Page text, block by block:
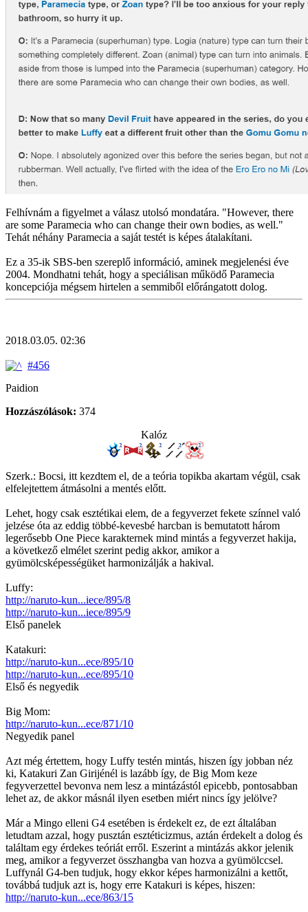
Felhívnám a figyelmet a válasz utolsó mondatára. "However, there
are some Paramecia who can change their own bodies, as well."
Tehát néhány Paramecia a saját testét is képes átalakítani.
Ez a 35-ik SBS-ben szereplő információ, aminek megjelenési éve
2004. Mondhatni tehát, hogy a speciálisan működő Paramecia
koncepciója mégsem hirtelen a semmiből előrángatott dolog.
2018.03.05. 02:36
#456
Paidion
Hozzászólások: 374
Kalóz
Szerk.: Bocsi, itt kezdtem el, de a teória topikba akartam végül, csak
elfelejtettem átmásolni a mentés előtt.
Lehet, hogy csak esztétikai elem, de a fegyverzet fekete színnel való
jelzése óta az eddig többé-kevesbé harcban is bemutatott három
legerősebb One Piece karakternek mind mintás a fegyverzet hakija,
a következő elmélet szerint pedig akkor, amikor a
gyümölcsképességüket harmonizálják a hakival.
Luffy:
http://naruto-kun...iece/895/8
http://naruto-kun...iece/895/9
Első panelek
Katakuri:
http://naruto-kun...ece/895/10
http://naruto-kun...ece/895/10
Első és negyedik
Big Mom:
http://naruto-kun...ece/871/10
Negyedik panel
Azt még értettem, hogy Luffy testén mintás, hiszen így jobban néz
ki, Katakuri Zan Girijénél is lazább így, de Big Mom keze
fegyverzettel bevonva nem lesz a mintázástól epicebb, pontosabban
lehet az, de akkor másnál ilyen esetben miért nincs így jelölve?
Már a Mingo elleni G4 esetében is érdekelt ez, de ezt általában
letudtam azzal, hogy pusztán esztéticizmus, aztán érdekelt a dolog és
találtam egy érdekes teóriát erről. Eszerint a mintázás akkor jelenik
meg, amikor a fegyverzet összhangba van hozva a gyümölccsel.
Luffynál G4-ben tudjuk, hogy ekkor képes harmonizálni a kettőt,
továbbá tudjuk azt is, hogy erre Katakuri is képes, hiszen:
http://naruto-kun...ece/863/15